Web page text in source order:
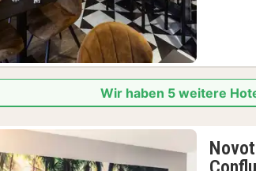
Wir haben 5 weitere